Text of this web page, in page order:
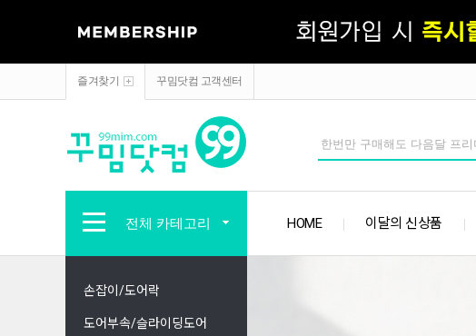
즐겨찾기 꾸밈닷컴 고객센터
전체 카테고리 HOME 이달의 신상품
손잡이/도어락
도어부속/슬라이딩도어